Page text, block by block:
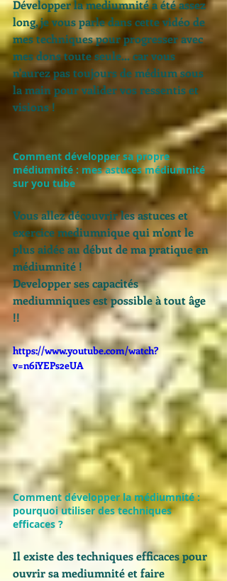
Développer la mediumnité a été assez
long, je vous parle dans cette vidéo de
mes techniques pour progresser avec
mes dons toute seule... car vous
n'aurez pas toujours de médium sous
la main pour valider vos ressentis et
visions !
Comment développer sa propre
médiumnité : mes astuces médiumnité
sur you tube
Vous allez découvrir les astuces et
exercice mediumnique qui m'ont le
plus aidée au début de ma pratique en
médiumnité !
Developper ses capacités
mediumniques est possible à tout âge
!!
https://www.youtube.com/watch?
v=n6iYEPs2eUA
Comment développer la médiumnité :
pourquoi utiliser des techniques
efficaces ?
Il existe des techniques efficaces pour
ouvrir sa mediumnité et faire